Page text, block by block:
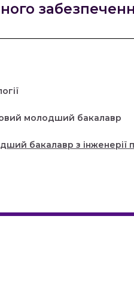
молодший бакалавр
бакалавр з інженерії